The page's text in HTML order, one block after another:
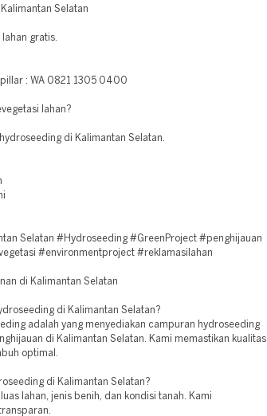
Selatan
gratis.
: WA 0821 1305 0400
lahan?
di Kalimantan Selatan.
Selatan #Hydroseeding #GreenProject #penghijauan
#environmentproject #reklamasilahan
di Kalimantan Selatan
di Kalimantan Selatan?
adalah yang menyediakan campuran hydroseeding
di Kalimantan Selatan. Kami memastikan kualitas
optimal.
di Kalimantan Selatan?
lahan, jenis benih, dan kondisi tanah. Kami